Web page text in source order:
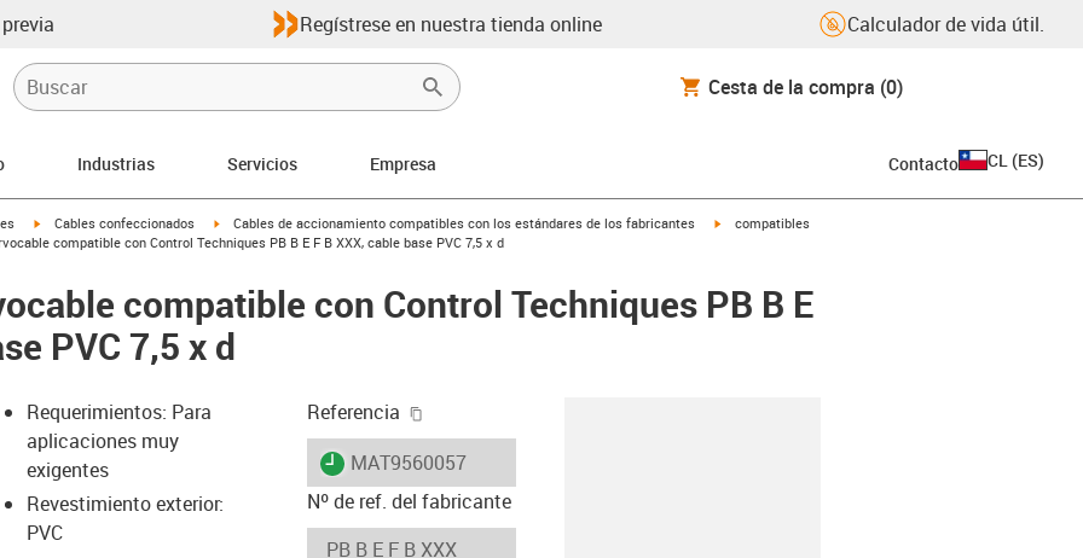
Regístrese en nuestra tienda online Calculador de vida útil.
Cesta de la compra (0)
Industrias Servicios Empresa Contacto CL (ES)
igus-icon-arrow-right
Cables confeccionados igus-icon-arrow-right
Cables de accionamiento compatibles con los estándares de los fabricantes igus-icon-arrow-right
compatibles
compatible con Control Techniques PB B E F B XXX, cable base PVC 7,5 x d
compatible con Control Techniques PB B E
PVC 7,5 x d
icon-lupe
icon-lupe
Requerimientos: Para
aplicaciones muy
exigentes
Revestimiento exterior:
PVC
Referencia
igus-icon-lieferzeit
MAT9560057
Nº de ref. del fabricante